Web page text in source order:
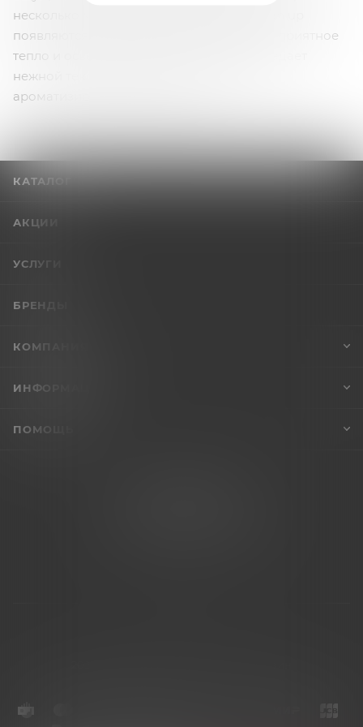
несколько минут после нанесения Woman up
появляются волнообразные ощущения – приятное
тепло и освежающий холодок. Крем обладает
нежной текстурой, увлажняет, смягчает и
ароматизирует интимные зоны.
КАТАЛОГ
АКЦИИ
УСЛУГИ
БРЕНДЫ
КОМПАНИЯ
ИНФОРМАЦИЯ
ПОМОЩЬ